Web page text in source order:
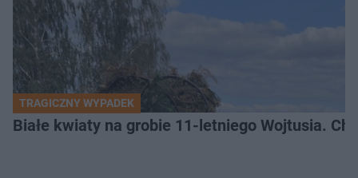
TRAGICZNY WYPADEK
Białe kwiaty na grobie 11-letniego Wojtusia.